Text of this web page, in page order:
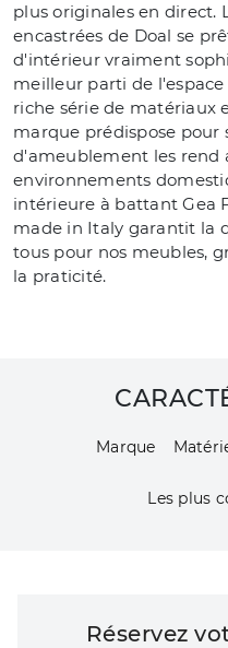
plus originales en direct.
encastrées de Doal se
d'intérieur vraiment
meilleur parti de
riche série de matériaux
marque prédispose pour
d'ameublement les rend
environnements
intérieure à battant Gea
made in Italy garantit la
tous pour nos meubles,
la praticité.
Marque
Les plus
Réservez